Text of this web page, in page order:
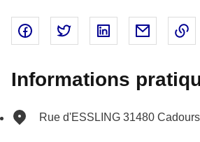
Partager sur Facebook -
Partager sur Twitter -
Partager sur
Informations
Rue d'ESSLING 31480 Cadours